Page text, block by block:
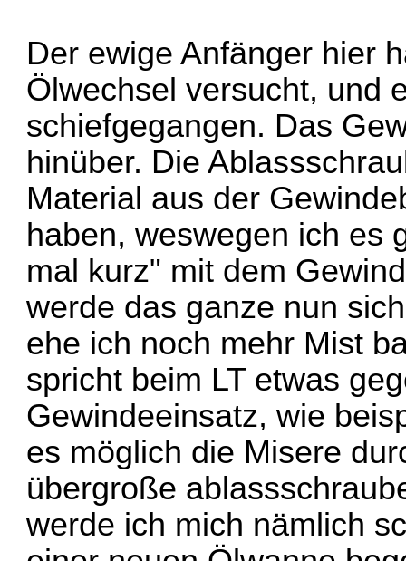
Der ewige Anfänger hier
Ölwechsel versucht, und
schiefgegangen. Das
hinüber. Die
Material aus der
haben, weswegen ich es
mal kurz" mit dem
werde das ganze nun
ehe ich noch mehr Mist
spricht beim LT etwas
Gewindeeinsatz, wie
es möglich die Misere
übergroße
werde ich mich nämlich